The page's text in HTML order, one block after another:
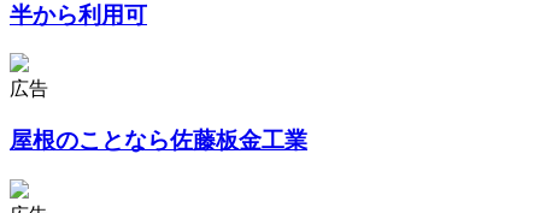
半から利用可
広告
屋根のことなら佐藤板金工業